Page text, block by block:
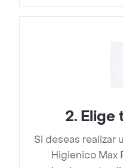
2. Elige
Si deseas realizar
Higienico Max